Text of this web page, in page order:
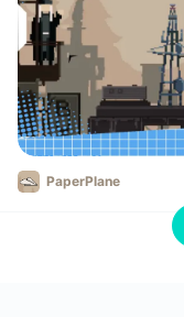
PaperPlane